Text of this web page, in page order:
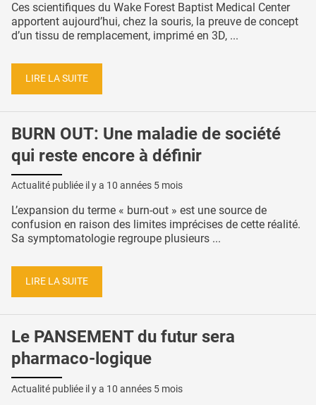
Ces scientifiques du Wake Forest Baptist Medical Center
apportent aujourd’hui, chez la souris, la preuve de concept
d’un tissu de remplacement, imprimé en 3D, ...
LIRE LA SUITE
BURN OUT: Une maladie de société
qui reste encore à définir
Actualité publiée il y a 10 années 5 mois
L’expansion du terme « burn-out » est une source de
confusion en raison des limites imprécises de cette réalité.
Sa symptomatologie regroupe plusieurs ...
LIRE LA SUITE
Le PANSEMENT du futur sera
pharmaco-logique
Actualité publiée il y a 10 années 5 mois